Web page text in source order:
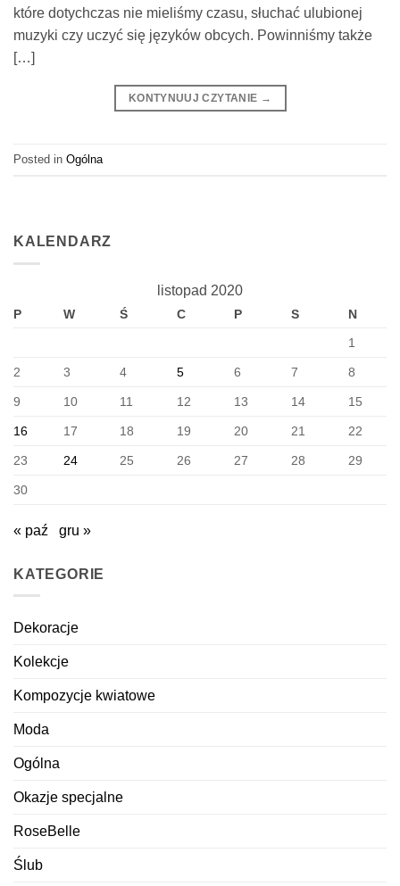
które dotychczas nie mieliśmy czasu, słuchać ulubionej
muzyki czy uczyć się języków obcych. Powinniśmy także
[…]
KONTYNUUJ CZYTANIE →
Posted in Ogólna
KALENDARZ
listopad 2020
P W Ś C P S
N
1
2 3 4 5 6 7 8
9 10 11 12 13 14 15
16 17 18 19 20 21 22
23 24 25 26 27 28 29
30
« paź gru »
KATEGORIE
Dekoracje
Kolekcje
Kompozycje kwiatowe
Moda
Ogólna
Okazje specjalne
RoseBelle
Ślub